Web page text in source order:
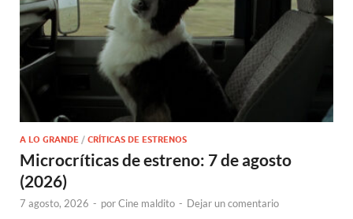
A LO GRANDE / CRÍTICAS DE ESTRENOS
Microcríticas de estreno: 7 de agosto
(2026)
7 agosto, 2026 - porCine maldito - Dejar un comentario